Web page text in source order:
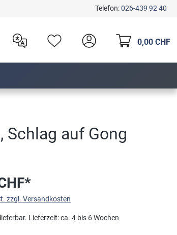
Telefon:026-439 92 40
0,00 CHF
Schlag auf Gong
zzgl. Versandkosten
Lieferzeit: ca. 4 bis 6 Wochen